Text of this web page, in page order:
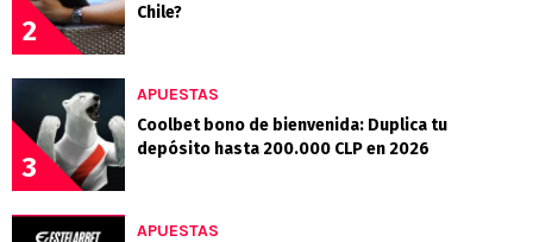
2
Chile?
3
APUESTAS
Coolbet bono de bienvenida: Duplica tu
depósito hasta 200.000 CLP en 2026
APUESTAS